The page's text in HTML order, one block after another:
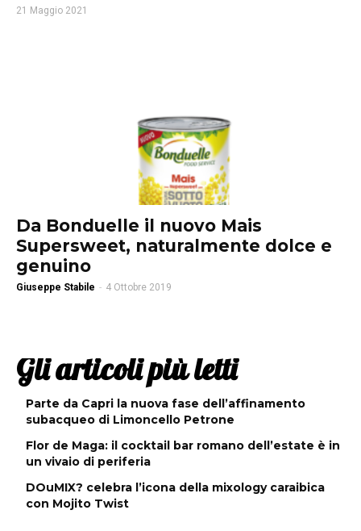
21 Maggio 2021
Da Bonduelle il nuovo Mais
Supersweet, naturalmente dolce e
genuino
Giuseppe Stabile - 4 Ottobre 2019
Gli articoli più letti
Parte da Capri la nuova fase dell’affinamento
subacqueo di Limoncello Petrone
Flor de Maga: il cocktail bar romano dell’estate è in
un vivaio di periferia
DOuMIX? celebra l’icona della mixology caraibica
con Mojito Twist